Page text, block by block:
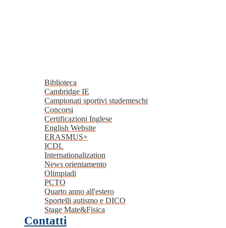
Biblioteca
Cambridge IE
Campionati sportivi studenteschi
Concorsi
Certificazioni Inglese
English Website
ERASMUS+
ICDL
Internationalization
News orientamento
Olimpiadi
PCTO
Quarto anno all'estero
Sportelli autismo e DICO
Stage Mate&Fisica
Contatti